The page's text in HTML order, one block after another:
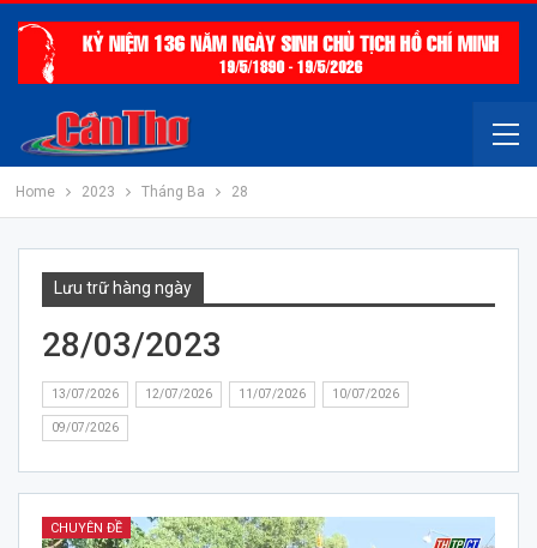
Home 2023 Tháng Ba 28
Lưu trữ hàng ngày
28/03/2023
13/07/2026 12/07/2026 11/07/2026 10/07/2026
09/07/2026
CHUYÊN ĐỀ